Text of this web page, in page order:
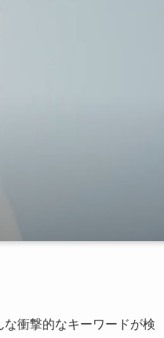
衝撃的なキーワードが検